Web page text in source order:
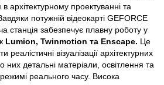
архітектурному проектуванні та
потужній відеокарті GEFORCE
станція забезпечує плавну роботу у
Lumion, Twinmotion та Enscape. Це
реалістичні візуалізації архітектурних
них детальні матеріали, освітлення та
реального часу. Висока